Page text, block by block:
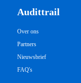
Audittrail
Over ons
Partners
Nieuwsbrief
FAQ's